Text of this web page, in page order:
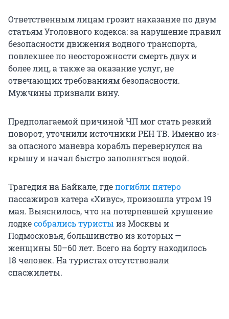
Ответственным лицам грозит наказание по двум
статьям Уголовного кодекса: за нарушение правил
безопасности движения водного транспорта,
повлекшее по неосторожности смерть двух и
более лиц, а также за оказание услуг, не
отвечающих требованиям безопасности.
Мужчины признали вину.
Предполагаемой причиной ЧП мог стать резкий
поворот, уточнили источники РЕН ТВ. Именно из-
за опасного маневра корабль перевернулся на
крышу и начал быстро заполняться водой.
Трагедия на Байкале, гдепогибли пятеро
пассажиров катера «Хивус», произошла утром 19
мая. Выяснилось, что на потерпевшей крушение
лодкесобрались туристы из Москвы и
Подмосковья, большинство из которых —
женщины 50–60 лет. Всего на борту находилось
18 человек. На туристах отсутствовали
спасжилеты.